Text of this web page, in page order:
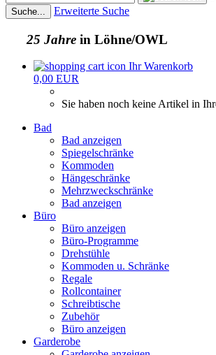
Suche... Erweiterte Suche
25 Jahre in Löhne/OWL
Ihr Warenkorb
0,00 EUR
Sie haben noch keine Artikel in
Bad
Bad anzeigen
Spiegelschränke
Kommoden
Hängeschränke
Mehrzweckschränke
Bad anzeigen
Büro
Büro anzeigen
Büro-Programme
Drehstühle
Kommoden u. Schränke
Regale
Rollcontainer
Schreibtische
Zubehör
Büro anzeigen
Garderobe